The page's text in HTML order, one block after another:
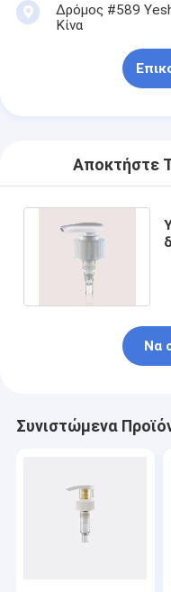
Δρόμος #589
Κίνα
Αποκτήστε
Να
Συνιστώμενα